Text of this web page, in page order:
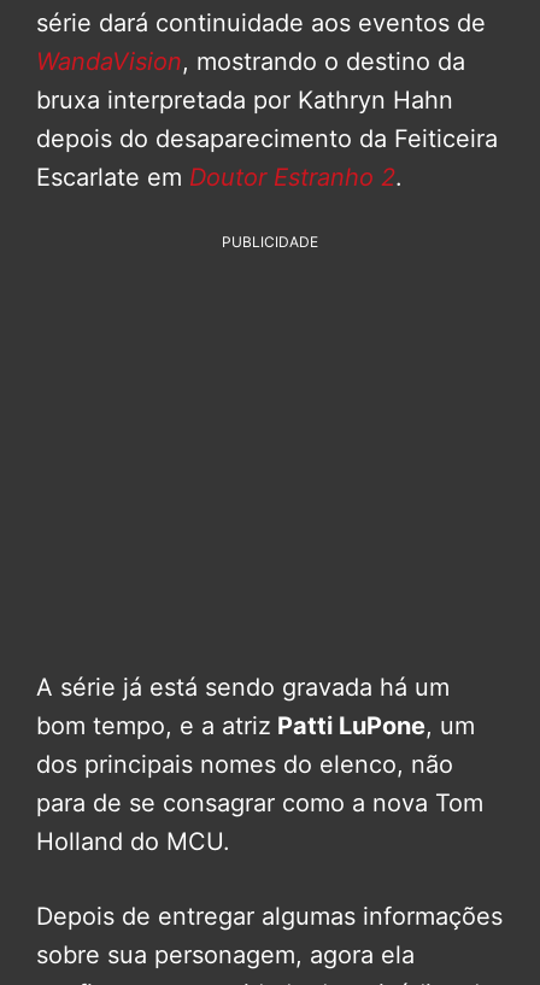
série dará continuidade aos eventos de
WandaVision, mostrando o destino da
bruxa interpretada por Kathryn Hahn
depois do desaparecimento da Feiticeira
Escarlate em Doutor Estranho 2.
PUBLICIDADE
A série já está sendo gravada há um
bom tempo, e a atriz Patti LuPone, um
dos principais nomes do elenco, não
para de se consagrar como a nova Tom
Holland do MCU.
Depois de entregar algumas informações
sobre sua personagem, agora ela